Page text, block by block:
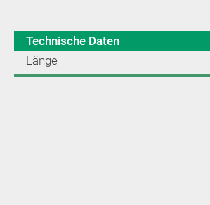
Technische Daten
Länge